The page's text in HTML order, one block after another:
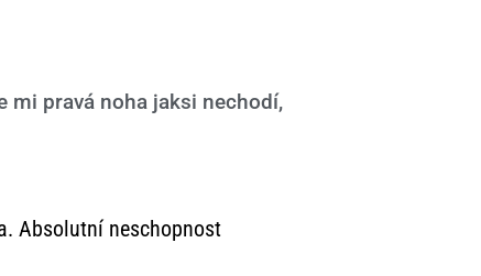
mi pravá noha jaksi nechodí,
Absolutní neschopnost